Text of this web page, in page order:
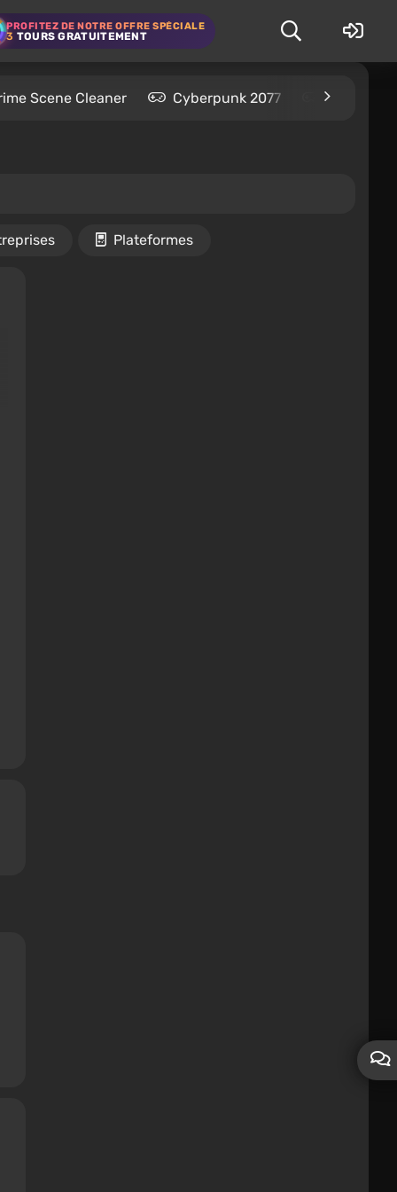
PROFITEZ DE NOTRE OFFRE SPÉCIALE
3 TOURS GRATUITEMENT
Scene Cleaner Cyberpunk 2077 Kingdom
Plateformes